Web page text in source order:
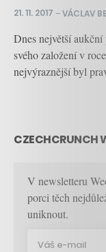
21. 11. 2017 –VÁCLAV
Dnes největší
svého založení v
nejvýraznější byl
CZECHCRUNCH
V newsletteru
porci těch
uniknout.